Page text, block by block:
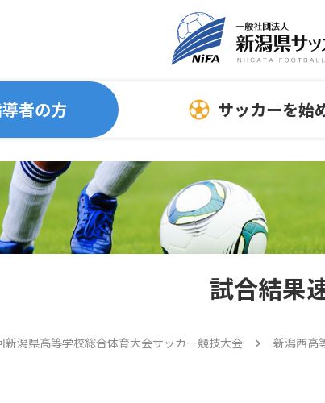
者の方
指導者向け情報
指導者
メディカル情報
サッカーを始
委員会
スポンサーについて
試合結果
新潟県高等学校総合体育大会サッカー競技大会 新潟西高